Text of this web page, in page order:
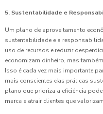
5. Sustentabilidade e
Um plano de aproveitamento
sustentabilidade e a
uso de recursos e reduzir
economizam dinheiro, mas
Isso é cada vez mais importante
mais conscientes das práticas
plano que prioriza a eficiência
marca e atrair clientes que